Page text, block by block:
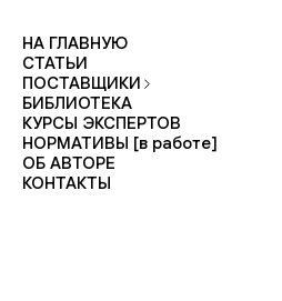
НА ГЛАВНУЮ
СТАТЬИ
ПОСТАВЩИКИ
БИБЛИОТЕКА
КУРСЫ ЭКСПЕРТОВ
НОРМАТИВЫ [в работе]
ОБ АВТОРЕ
КОНТАКТЫ